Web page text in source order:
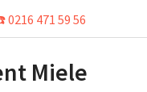
471 59 56
Miele